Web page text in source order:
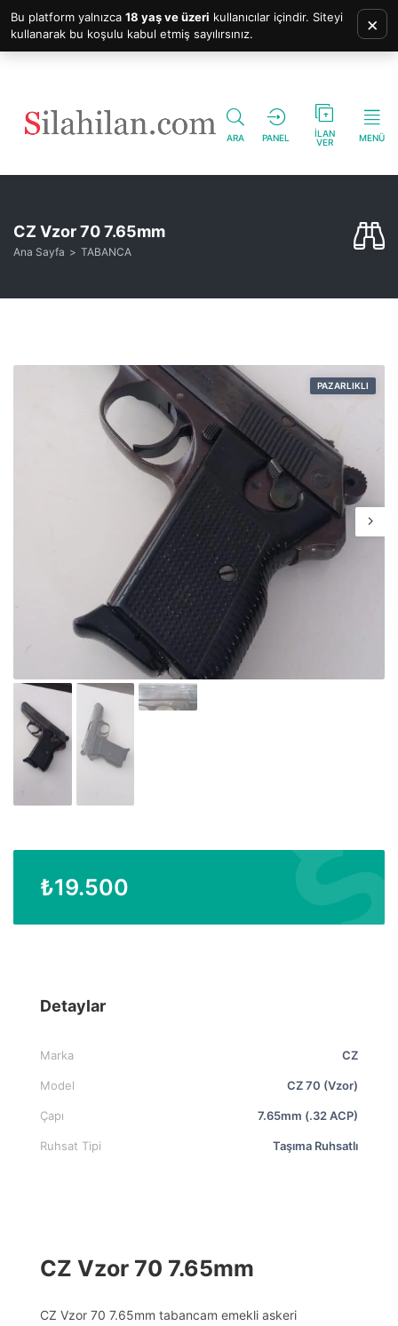
ARA PANEL
İLAN
VER
MENÜ
CZ Vzor 70 7.65mm
Ana Sayfa TABANCA
PAZARLIKLI
₺19.500
Detaylar
Marka CZ
Model CZ 70 (Vzor)
Çapı 7.65mm (.32 ACP)
Ruhsat Tipi Taşıma Ruhsatlı
CZ Vzor 70 7.65mm
CZ Vzor 70 7.65mm tabancam emekli askeri
Bu platform yalnızca 18 yaş ve üzeri kullanıcılar içindir. Siteyi
kullanarak bu koşulu kabul etmiş sayılırsınız.
×